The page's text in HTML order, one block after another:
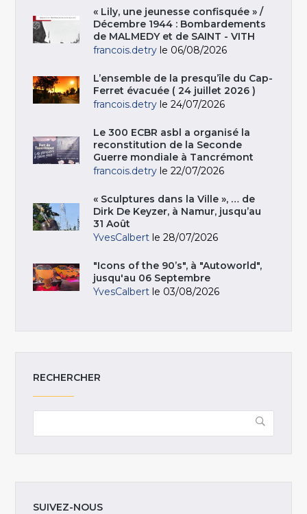
« Lily, une jeunesse confisquée » /
Décembre 1944 : Bombardements
de MALMEDY et de SAINT - VITH
francois.detry le 06/08/2026
L’ensemble de la presqu’île du Cap-
Ferret évacuée ( 24 juillet 2026 )
francois.detry le 24/07/2026
Le 300 ECBR asbl a organisé la
reconstitution de la Seconde
Guerre mondiale à Tancrémont
francois.detry le 22/07/2026
« Sculptures dans la Ville », … de
Dirk De Keyzer, à Namur, jusqu’au
31 Août
YvesCalbert le 28/07/2026
"Icons of the 90’s", à "Autoworld",
jusqu'au 06 Septembre
YvesCalbert le 03/08/2026
RECHERCHER
SUIVEZ-NOUS